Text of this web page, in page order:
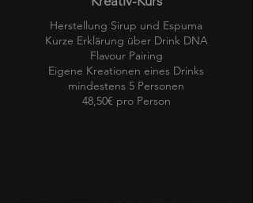
Herstellung Sirup und Espuma
Kurze Erklärung über Drink DNA
Flavour Pairing
Eigene Kreationen eines Drinks
mindestens 5 Personen
48,50€ pro Person